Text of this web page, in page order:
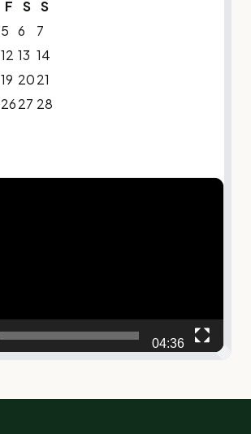
F S S
5 6
7
12 13 14
19 2021
2627 28
04:36